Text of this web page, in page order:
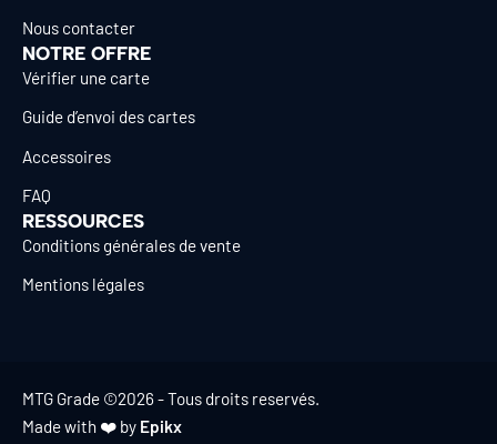
Nous contacter
NOTRE OFFRE
Vérifier une carte
Guide d’envoi des cartes
Accessoires
FAQ
RESSOURCES
Conditions générales de vente
Mentions légales
MTG Grade ©2026 - Tous droits reservés.
Made with ❤️ by Epikx